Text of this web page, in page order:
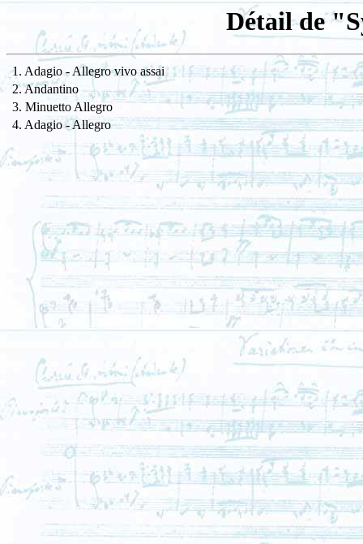
Détail de
1. Adagio - Allegro vivo assai
2. Andantino
3. Minuetto Allegro
4. Adagio - Allegro